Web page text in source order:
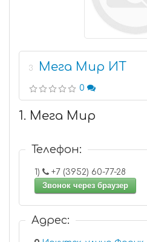
3 Мега Мир ИТ
0
1. Мега Мир
Телефон:
1)
+7 (3952) 60-77-28
Звонок через браузер
Адрес: